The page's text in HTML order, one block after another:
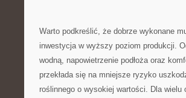
Warto podkreślić, że dobrze wykonane
inwestycja w wyższy poziom produkcji.
wodną, napowietrzenie podłoża oraz
przekłada się na mniejsze ryzyko
roślinnego o wysokiej wartości. Dla wielu